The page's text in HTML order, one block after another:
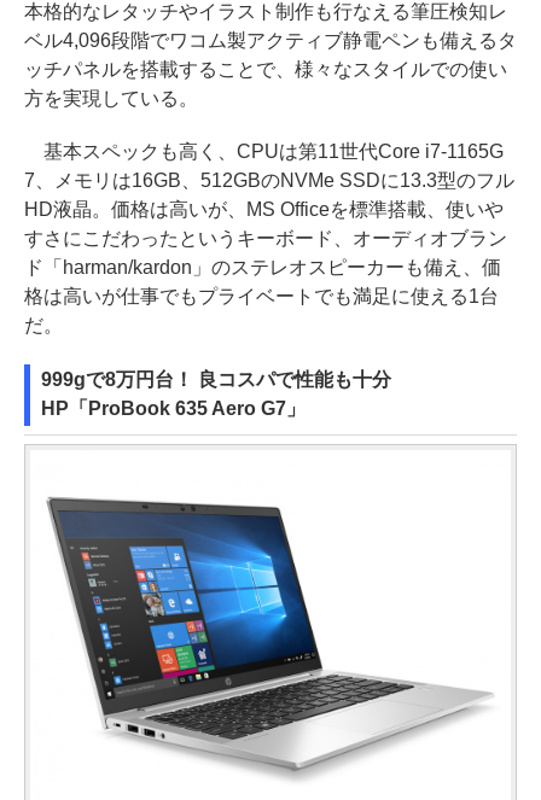
本格的なレタッチやイラスト制作も行なえる筆圧検知レ
ベル4,096段階でワコム製アクティブ静電ペンも備えるタ
ッチパネルを搭載することで、様々なスタイルでの使い
方を実現している。
基本スペックも高く、CPUは第11世代Core i7-1165G
7、メモリは16GB、512GBのNVMe SSDに13.3型のフル
HD液晶。価格は高いが、MS Officeを標準搭載、使いや
すさにこだわったというキーボード、オーディオブラン
ド「harman/kardon」のステレオスピーカーも備え、価
格は高いが仕事でもプライベートでも満足に使える1台
だ。
999gで8万円台！ 良コスパで性能も十分
HP「ProBook 635 Aero G7」